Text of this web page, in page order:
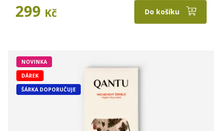
299 Kč Do košíku
NOVINKA
DÁREK
ŠÁRKA DOPORUČUJE